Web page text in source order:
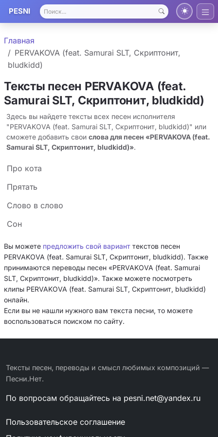
PESNI
Главная
PERVAKOVA (feat. Samurai SLT, Скриптонит,
bludkidd)
Тексты песен PERVAKOVA (feat.
Samurai SLT, Скриптонит, bludkidd)
Здесь вы найдете тексты всех песен исполнителя
"PERVAKOVA (feat. Samurai SLT, Скриптонит, bludkidd)" или
сможете добавить свои слова для песен «PERVAKOVA (feat.
Samurai SLT, Скриптонит, bludkidd)».
Про кота
Прятать
Слово в слово
Сон
Вы можете предложить свой вариант текстов песен
PERVAKOVA (feat. Samurai SLT, Скриптонит, bludkidd). Также
принимаются переводы песен «PERVAKOVA (feat. Samurai
SLT, Скриптонит, bludkidd)». Также можете посмотреть
клипы PERVAKOVA (feat. Samurai SLT, Скриптонит, bludkidd)
онлайн.
Если вы не нашли нужного вам текста песни, то можете
воспользоваться поиском по сайту.
Тексты песен, переводы и смысл любимых композиций —
Песни.Нет.
По вопросам обращайтесь на pesni.net@yandex.ru
Пользовательское соглашение